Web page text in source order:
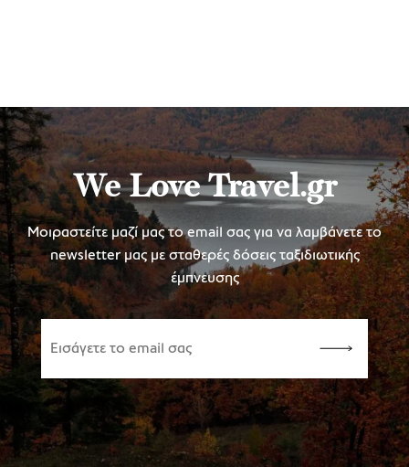
We Love Travel.gr
Μοιραστείτε μαζί μας το email σας για να λαμβάνετε το
newsletter μας με σταθερές δόσεις ταξιδιωτικής
έμπνευσης